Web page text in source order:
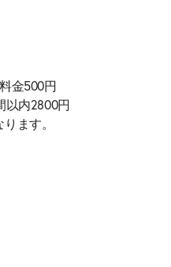
金500円
以内2800円
ます。